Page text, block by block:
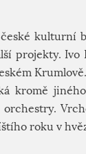
kulturní
projekty.
kromě
V
roku v